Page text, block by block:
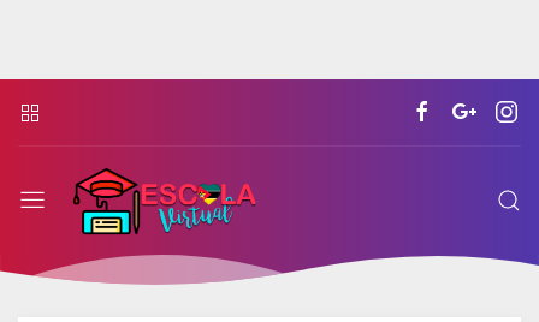
Escola
Virtual
Moçambicana